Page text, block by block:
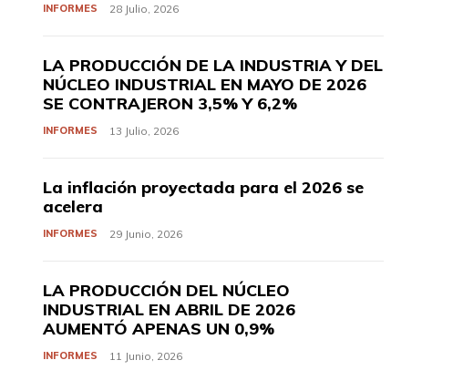
INFORMES 28 Julio, 2026
LA PRODUCCIÓN DE LA INDUSTRIA Y DEL
NÚCLEO INDUSTRIAL EN MAYO DE 2026
SE CONTRAJERON 3,5% Y 6,2%
INFORMES 13 Julio, 2026
La inflación proyectada para el 2026 se
acelera
INFORMES 29 Junio, 2026
LA PRODUCCIÓN DEL NÚCLEO
INDUSTRIAL EN ABRIL DE 2026
AUMENTÓ APENAS UN 0,9%
INFORMES 11 Junio, 2026